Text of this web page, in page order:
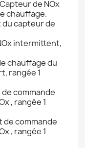
de NOx
chauffage.
du capteur de
intermittent,
chauffage du
rangée 1
commande
, rangée 1
de commande
, rangée 1